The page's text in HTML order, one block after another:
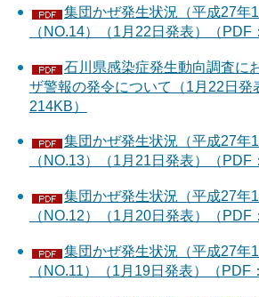
集団かぜ発生状況（平成27年1
（NO.14）（1月22日発表）（PDF
石川県感染症発生動向調査に
ザ警報の発令について（1月22日発
214KB）
集団かぜ発生状況（平成27年1
（NO.13）（1月21日発表）（PDF
集団かぜ発生状況（平成27年1
（NO.12）（1月20日発表）（PDF
集団かぜ発生状況（平成27年1
（NO.11）（1月19日発表）（PDF